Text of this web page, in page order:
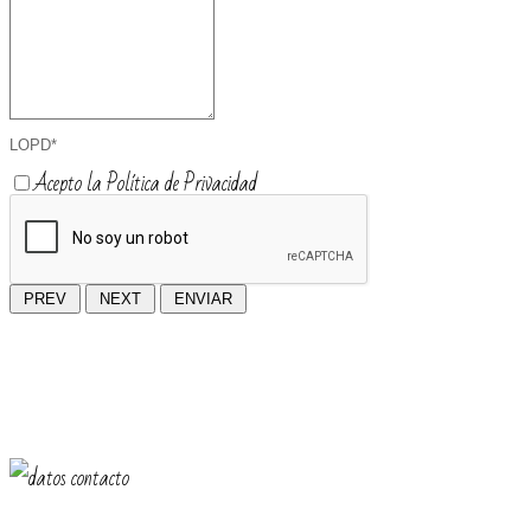
LOPD*
Acepto la Política de Privacidad
PREV NEXT ENVIAR